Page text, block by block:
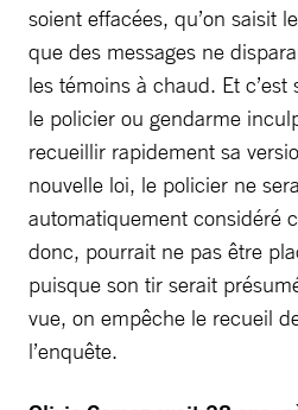
soient effacées, qu’on saisit
que des messages ne
les témoins à chaud. Et
le policier ou gendarme
recueillir rapidement sa
nouvelle loi, le policier ne
automatiquement considéré
donc, pourrait ne pas être
puisque son tir serait
vue, on empêche le recueil
l’enquête.